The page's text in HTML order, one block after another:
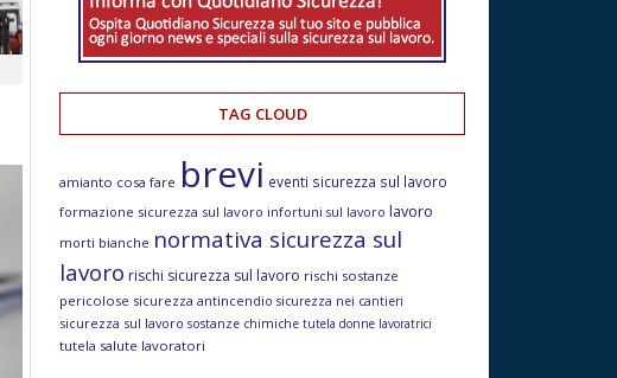
TAG CLOUD
amianto cosa fare brevi eventi sicurezza sul lavoro
formazione sicurezza sul lavoro infortuni sul lavoro lavoro
morti bianche normativa sicurezza sul
lavoro rischi sicurezza sul lavoro rischi sostanze
pericolose sicurezza antincendio sicurezza nei cantieri
sicurezza sul lavoro sostanze chimiche tutela donne lavoratrici
tutela salute lavoratori